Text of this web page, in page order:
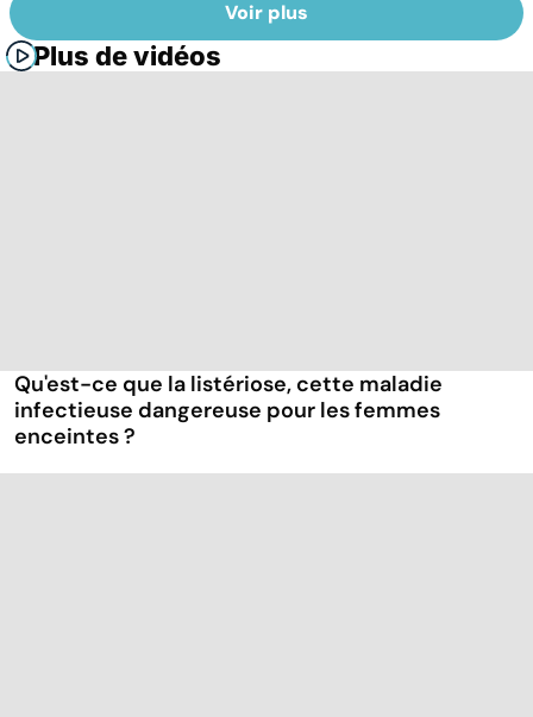
Voir plus
Plus de vidéos
Qu'est-ce que la listériose, cette maladie
infectieuse dangereuse pour les femmes
enceintes ?